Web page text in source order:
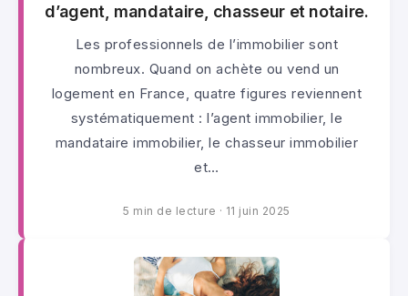
d’agent, mandataire, chasseur et notaire.
Les professionnels de l’immobilier sont
nombreux. Quand on achète ou vend un
logement en France, quatre figures reviennent
systématiquement : l’agent immobilier, le
mandataire immobilier, le chasseur immobilier
et…
5 min de lecture · 11 juin 2025